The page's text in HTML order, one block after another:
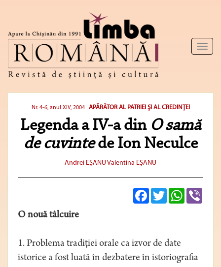
Toggle
Nr. 4-6, anul XIV, 2004 APĂRĂTOR AL PATRIEI ŞI AL CREDINŢEI
Legenda a IV-a din O samă
de cuvintede Ion Neculce
Andrei EŞANU Valentina EŞANU
FacebookTwitterWhatsApp
O nouă tâlcuire
1. Problema tradiţiei orale ca izvor de date
istorice a fost luată în dezbatere în istoriografia